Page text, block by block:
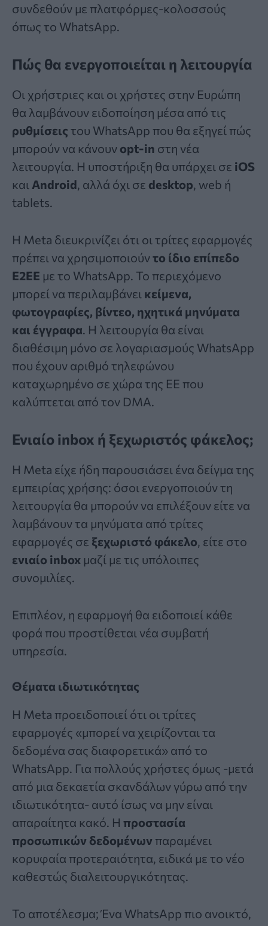
συνδεθούν με πλατφόρμες-κολοσσούς
όπως το WhatsApp.
Πώς θα ενεργοποιείται η λειτουργία
Οι χρήστριες και οι χρήστες στην Ευρώπη
θα λαμβάνουν ειδοποίηση μέσα από τις
ρυθμίσεις του WhatsApp που θα εξηγεί πώς
μπορούν να κάνουν opt-in στη νέα
λειτουργία. Η υποστήριξη θα υπάρχει σε iOS
και Android, αλλά όχι σε desktop, web ή
tablets.
Η Meta διευκρινίζει ότι οι τρίτες εφαρμογές
πρέπει να χρησιμοποιούντο ίδιο επίπεδο
E2EE με το WhatsApp. Το περιεχόμενο
μπορεί να περιλαμβάνει κείμενα,
φωτογραφίες, βίντεο, ηχητικά μηνύματα
και έγγραφα . Η λειτουργία θα είναι
διαθέσιμη μόνο σε λογαριασμούς WhatsApp
που έχουν αριθμό τηλεφώνου
καταχωρημένο σε χώρα της ΕΕ που
καλύπτεται από τον DMA.
Ενιαίο inbox ή ξεχωριστός φάκελος;
Η Meta είχε ήδη παρουσιάσει ένα δείγμα της
εμπειρίας χρήσης: όσοι ενεργοποιούν τη
λειτουργία θα μπορούν να επιλέξουν είτε να
λαμβάνουν τα μηνύματα από τρίτες
εφαρμογές σε ξεχωριστό φάκελο, είτε στο
ενιαίο inbox μαζί με τις υπόλοιπες
συνομιλίες.
Επιπλέον, η εφαρμογή θα ειδοποιεί κάθε
φορά που προστίθεται νέα συμβατή
υπηρεσία.
Θέματα ιδιωτικότητας
Η Meta προειδοποιεί ότι οι τρίτες
εφαρμογές «μπορεί να χειρίζονται τα
δεδομένα σας διαφορετικά» από το
WhatsApp. Για πολλούς χρήστες όμως -μετά
από μια δεκαετία σκανδάλων γύρω από την
ιδιωτικότητα- αυτό ίσως να μην είναι
απαραίτητα κακό. Η προστασία
προσωπικών δεδομένων παραμένει
κορυφαία προτεραιότητα, ειδικά με το νέο
καθεστώς διαλειτουργικότητας.
Το αποτέλεσμα; Ένα WhatsApp πιο ανοικτό,